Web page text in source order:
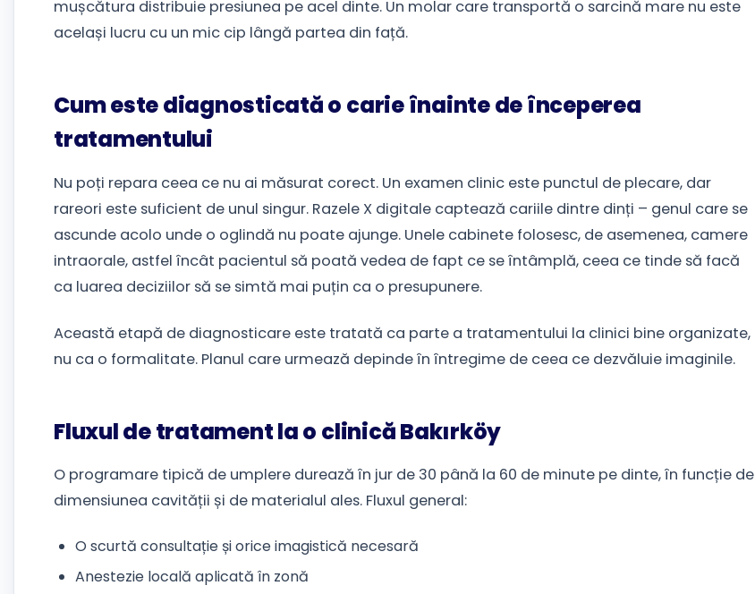
mușcătura distribuie presiunea pe acel dinte. Un molar care transportă o sarcină mare nu este
același lucru cu un mic cip lângă partea din față.
Cum este diagnosticată o carie înainte de începerea
tratamentului
Nu poți repara ceea ce nu ai măsurat corect. Un examen clinic este punctul de plecare, dar
rareori este suficient de unul singur. Razele X digitale captează cariile dintre dinți – genul care se
ascunde acolo unde o oglindă nu poate ajunge. Unele cabinete folosesc, de asemenea, camere
intraorale, astfel încât pacientul să poată vedea de fapt ce se întâmplă, ceea ce tinde să facă
ca luarea deciziilor să se simtă mai puțin ca o presupunere.
Această etapă de diagnosticare este tratată ca parte a tratamentului la clinici bine organizate,
nu ca o formalitate. Planul care urmează depinde în întregime de ceea ce dezvăluie imaginile.
Fluxul de tratament la o clinică Bakırköy
O programare tipică de umplere durează în jur de 30 până la 60 de minute pe dinte, în funcție de
dimensiunea cavității și de materialul ales. Fluxul general:
O scurtă consultație și orice imagistică necesară
Anestezie locală aplicată în zonă